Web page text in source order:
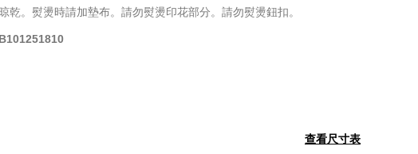
乾。熨燙時請加墊布。請勿熨燙印花部分。請勿熨燙鈕扣。
查看尺寸表